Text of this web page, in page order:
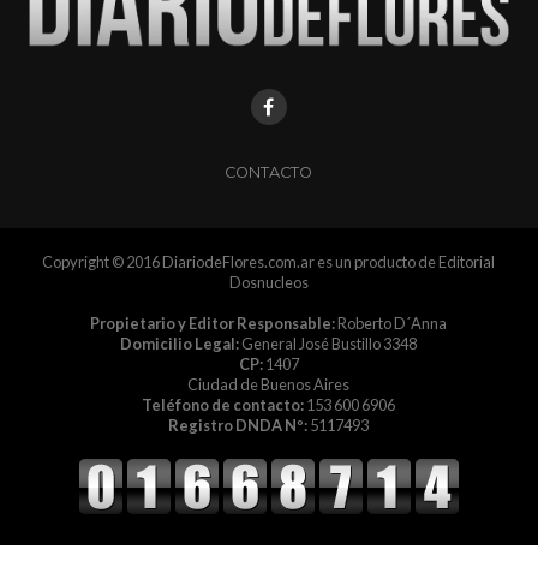
CONTACTO
Copyright © 2016 DiariodeFlores.com.ar es un producto de Editorial
Dosnucleos
Propietario y Editor Responsable:Roberto D´Anna
Domicilio Legal:General José Bustillo 3348
CP:1407
Ciudad de Buenos Aires
Teléfono de contacto:153 600 6906
Registro DNDA Nº:5117493